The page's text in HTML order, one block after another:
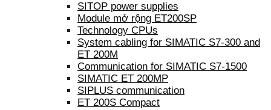
SITOP power supplies
Module mở rộng ET200SP
Technology CPUs
System cabling for SIMATIC S7-300 and
ET 200M
Communication for SIMATIC S7-1500
SIMATIC ET 200MP
SIPLUS communication
ET 200S Compact